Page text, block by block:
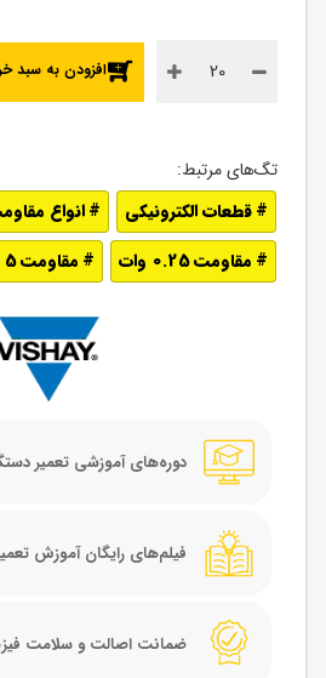
افزودن به سبد
قطعات الکترونیکی انواع
مقاومت 0.25 وات
مقاومت 5 درصد خطا (طلایی)
دوره‌های آموزشی تعمیر
فیلم‌های رایگان آموزش
ضمانت اصالت و سلامت